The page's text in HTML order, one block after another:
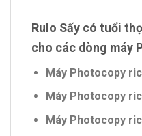
Rulo Sấy có tuổi
cho các dòng máy
Máy Photocopy
Máy Photocopy
Máy Photocopy